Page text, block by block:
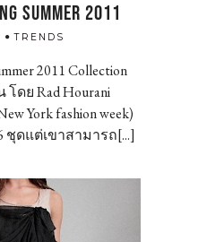
SUMMER 2011
TRENDS
2011 Collection
ดย Rad Hourani
York fashion week)
ดแต่เขาสามารถ[...]